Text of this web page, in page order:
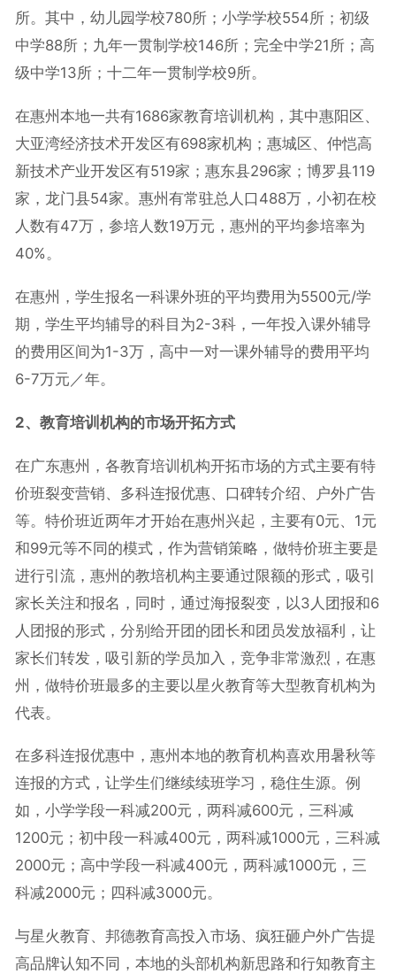
所。其中，幼儿园学校780所；小学学校554所；初级
中学88所；九年一贯制学校146所；完全中学21所；高
级中学13所；十二年一贯制学校9所。
在惠州本地一共有1686家教育培训机构，其中惠阳区、
大亚湾经济技术开发区有698家机构；惠城区、仲恺高
新技术产业开发区有519家；惠东县296家；博罗县119
家，龙门县54家。惠州有常驻总人口488万，小初在校
人数有47万，参培人数19万元，惠州的平均参培率为
40%。
在惠州，学生报名一科课外班的平均费用为5500元/学
期，学生平均辅导的科目为2-3科，一年投入课外辅导
的费用区间为1-3万，高中一对一课外辅导的费用平均
6-7万元／年。
2、教育培训机构的市场开拓方式
在广东惠州，各教育培训机构开拓市场的方式主要有特
价班裂变营销、多科连报优惠、口碑转介绍、户外广告
等。特价班近两年才开始在惠州兴起，主要有0元、1元
和99元等不同的模式，作为营销策略，做特价班主要是
进行引流，惠州的教培机构主要通过限额的形式，吸引
家长关注和报名，同时，通过海报裂变，以3人团报和6
人团报的形式，分别给开团的团长和团员发放福利，让
家长们转发，吸引新的学员加入，竞争非常激烈，在惠
州，做特价班最多的主要以星火教育等大型教育机构为
代表。
在多科连报优惠中，惠州本地的教育机构喜欢用暑秋等
连报的方式，让学生们继续续班学习，稳住生源。例
如，小学学段一科减200元，两科减600元，三科减
1200元；初中段一科减400元，两科减1000元，三科减
2000元；高中学段一科减400元，两科减1000元，三
科减2000元；四科减3000元。
与星火教育、邦德教育高投入市场、疯狂砸户外广告提
高品牌认知不同，本地的头部机构新思路和行知教育主